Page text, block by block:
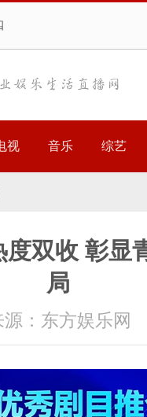
视 音乐 综艺
度双收 彰显
局
：东方娱乐网